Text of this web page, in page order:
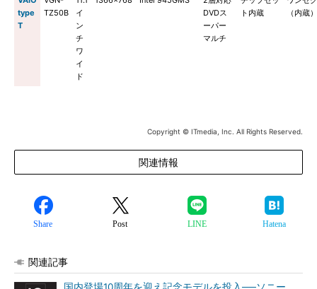
type
T
TZ50B
イ
ン
チ
ワ
イ
ド
DVDス
ーパー
マルチ
ト内蔵
（内蔵）
Copyright © ITmedia, Inc. All Rights Reserved.
関連情報
Share Post LINE Hatena
関連記事